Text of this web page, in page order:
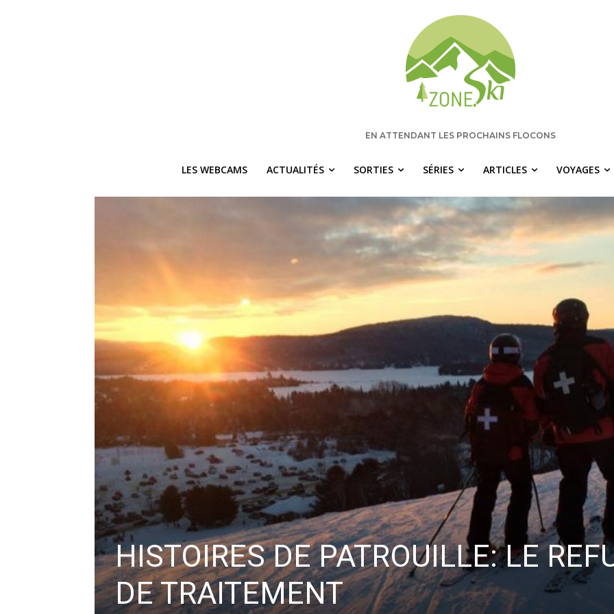
EN ATTENDANT LES PROCHAINS FLOCONS
LES WEBCAMS ACTUALITÉS SORTIES SÉRIES ARTICLES VOYAGES
HISTOIRES DE PATROUILLE: LE
DE TRAITEMENT
Recevez chaque semaine les nouvelles pertinentes de Zone.Ski, des
idées de destinations et les alertes météo en exclusivité.
VOTRE ADRESSE COURRIEL
Vous pourrez vous désabonner à tout moment.